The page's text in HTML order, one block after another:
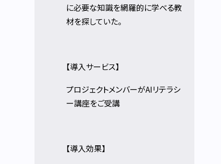
に必要な知識を網羅的に学べる教
材を探していた。
【導入サービス】
プロジェクトメンバーがAIリテラシ
ー講座をご受講
【導入効果】